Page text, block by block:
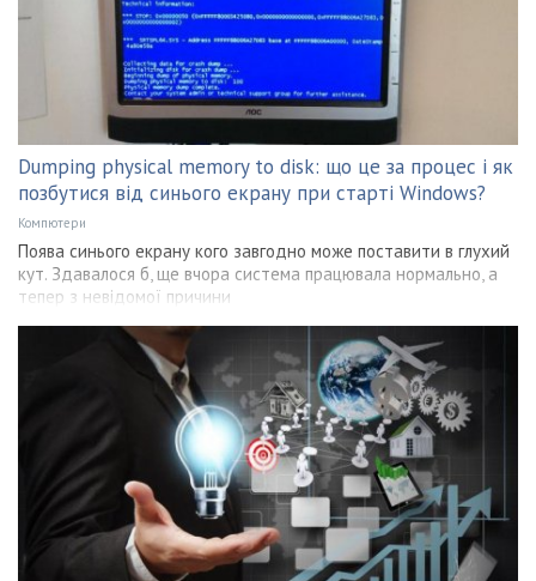
Dumping physical memory to disk: що це за процес і як
позбутися від синього екрану при старті Windows?
Компютери
Поява синього екрану кого завгодно може поставити в глухий
кут. Здавалося б, ще вчора система працювала нормально, а
тепер з невідомої причини